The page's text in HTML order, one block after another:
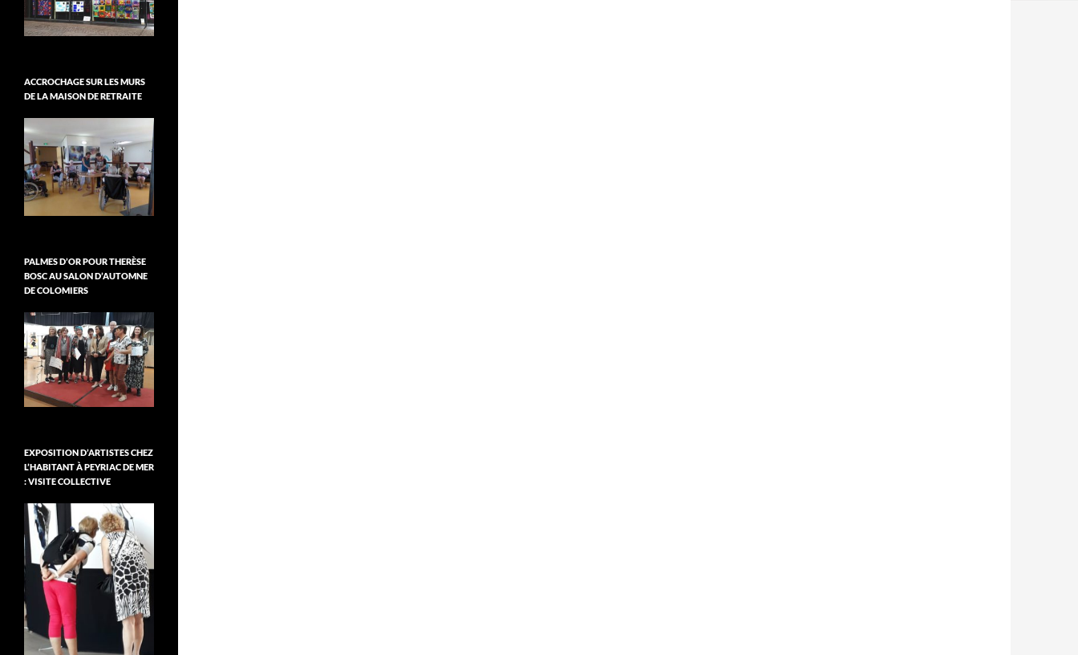
ACCROCHAGE SUR LES MURS
DE LA MAISON DE RETRAITE
PALMES D’OR POUR THERÈSE
BOSC AU SALON D’AUTOMNE
DE COLOMIERS
EXPOSITION D’ARTISTES CHEZ
L’HABITANT À PEYRIAC DE MER
: VISITE COLLECTIVE